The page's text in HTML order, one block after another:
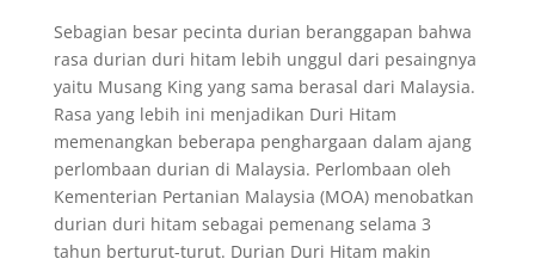
Sebagian besar pecinta durian beranggapan bahwa
rasa durian duri hitam lebih unggul dari pesaingnya
yaitu Musang King yang sama berasal dari Malaysia.
Rasa yang lebih ini menjadikan Duri Hitam
memenangkan beberapa penghargaan dalam ajang
perlombaan durian di Malaysia. Perlombaan oleh
Kementerian Pertanian Malaysia (MOA) menobatkan
durian duri hitam sebagai pemenang selama 3
tahun berturut-turut. Durian Duri Hitam makin